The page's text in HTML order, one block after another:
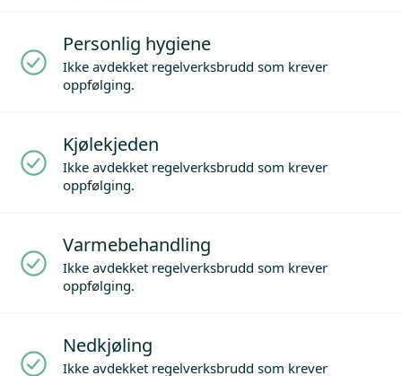
Personlig hygiene
Ikke avdekket regelverksbrudd som krever
oppfølging.
Kjølekjeden
Ikke avdekket regelverksbrudd som krever
oppfølging.
Varmebehandling
Ikke avdekket regelverksbrudd som krever
oppfølging.
Nedkjøling
Ikke avdekket regelverksbrudd som krever